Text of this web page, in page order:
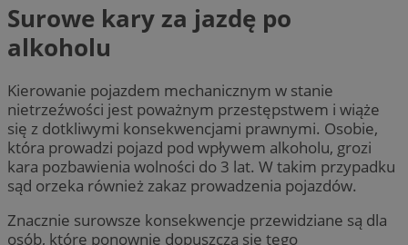
Surowe kary za jazdę po
alkoholu
Kierowanie pojazdem mechanicznym w stanie
nietrzeźwości jest poważnym przestępstwem i wiąże
się z dotkliwymi konsekwencjami prawnymi. Osobie,
która prowadzi pojazd pod wpływem alkoholu, grozi
kara pozbawienia wolności do 3 lat. W takim przypadku
sąd orzeka również zakaz prowadzenia pojazdów.
Znacznie surowsze konsekwencje przewidziane są dla
osób, które ponownie dopuszczą się tego